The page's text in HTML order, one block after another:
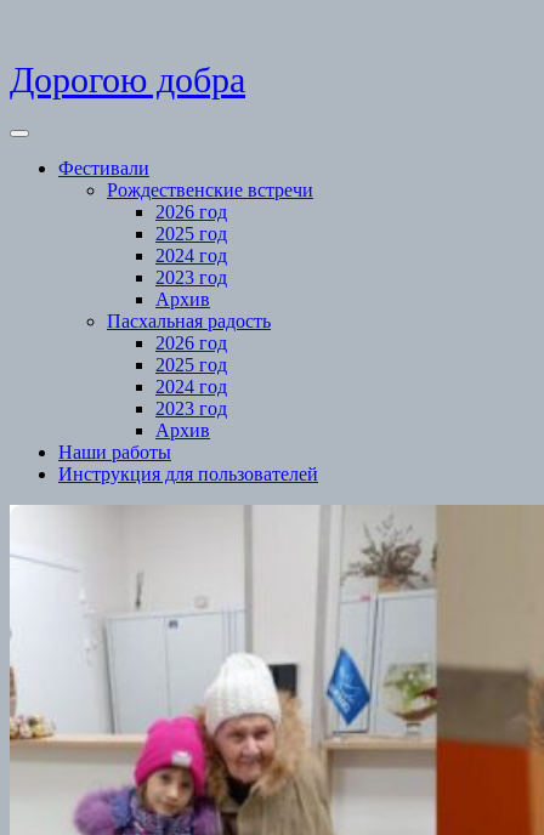
Skip
to
Дорогою добра
Open
Фестивали
Рождественские встречи
2026 год
2025 год
2024 год
2023 год
Архив
Пасхальная радость
2026 год
2025 год
2024 год
2023 год
Архив
Наши работы
Инструкция для пользователей